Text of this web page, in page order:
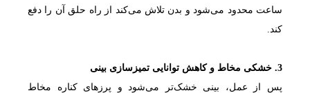
ساعت محدود می‌شود و بدن تلاش می‌کند از راه حلق آن را دفع
کند.
3. خشکی مخاط و کاهش توانایی تمیزسازی بینی
پس از عمل، بینی خشک‌تر می‌شود و پرزهای کناره مخاط